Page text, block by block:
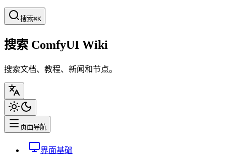
搜索⌘K
搜索 ComfyUI Wiki
搜索文档、教程、新闻和节点。
页面导航
界面基础